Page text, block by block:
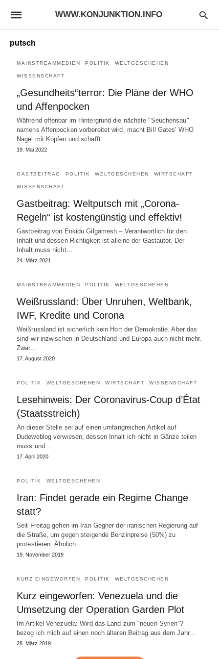
WWW.KONJUNKTION.INFO
putsch
MAINSTREAMMEDIEN POLITIK WELTGESCHEHEN
WISSENSCHAFT
„Gesundheits“terror: Die Pläne der WHO
und Affenpocken
Während offenbar im Hintergrund die nächste "Seuchensau"
namens Affenpocken vorbereitet wird, macht Bill Gates' WHO
Nägel mit Köpfen und schafft…
19. Mai 2022
GASTBEITRAG POLITIK WELTGESCHEHEN WIRTSCHAFT
WISSENSCHAFT
Gastbeitrag: Weltputsch mit „Corona-
Regeln“ ist kostengünstig und effektiv!
Gastbeitrag von Enkidu Gilgamesh – Verantwortlich für den
Inhalt und dessen Richtigkeit ist alleine der Gastautor. Der
Inhalt muss nicht…
24. März 2021
MAINSTREAMMEDIEN POLITIK WELTGESCHEHEN
Weißrussland: Über Unruhen, Weltbank,
IWF, Kredite und Corona
Weißrussland ist sicherlich kein Hort der Demokratie. Aber das
sind wir inzwischen in Deutschland und Europa auch nicht mehr.
Zwar…
17. August 2020
POLITIK WELTGESCHEHEN WIRTSCHAFT WISSENSCHAFT
Lesehinweis: Der Coronavirus-Coup d’État
(Staatsstreich)
An dieser Stelle sei auf einen umfangreichen Artikel auf
Dudeweblog verwiesen, dessen Inhalt ich nicht in Gänze teilen
muss und…
17. April 2020
POLITIK WELTGESCHEHEN
Iran: Findet gerade ein Regime Change
statt?
Seit Freitag gehen im Iran Gegner der iranischen Regierung auf
die Straße, um gegen steigende Benzinpreise (50%) zu
protestieren. Ähnlich…
19. November 2019
KURZ EINGEWORFEN POLITIK WELTGESCHEHEN
Kurz eingeworfen: Venezuela und die
Umsetzung der Operation Garden Plot
Im Artikel Venezuela: Wird das Land zum "neuen Syrien"?
bezog ich mich auf einen noch älteren Beitrag aus dem Jahr…
28. März 2019